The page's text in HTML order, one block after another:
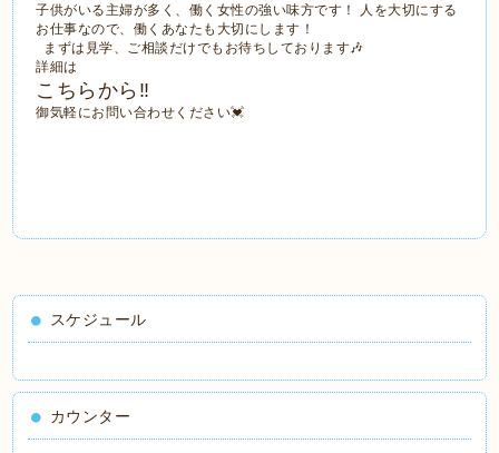
子供がいる主婦が多く、働く女性の強い味方です！ 人を大切にする
お仕事なので、働くあなたも大切にします！
まずは見学、ご相談だけでもお待ちしております🎶
詳細は
こちらから‼️
御気軽にお問い合わせください💓
スケジュール
カウンター